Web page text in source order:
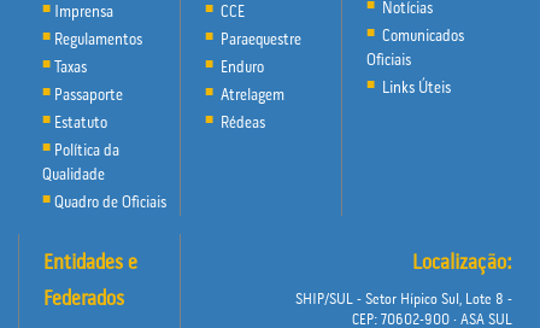
Imprensa
Regulamentos
Taxas
Passaporte
Estatuto
Política da
Qualidade
Quadro de Oficiais
CCE
Paraequestre
Enduro
Atrelagem
Rédeas
Notícias
Comunicados
Oficiais
Links Úteis
Entidades e
Federados
Localização:
SHIP/SUL - Setor Hípico Sul, Lote 8 -
CEP: 70602-900 · ASA SUL